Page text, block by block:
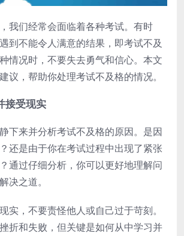
我们经常会面临着各种考试。有时
到不能令人满意的结果，即考试不及
情况时，不要失去勇气和信心。本文
议，帮助你处理考试不及格的情况。
接受现实
下来并分析考试不及格的原因。是因
还是由于你在考试过程中出现了紧张
通过仔细分析，你可以更好地理解问
决之道。
实，不要责怪他人或自己过于苛刻。
折和失败，但关键是如何从中学习并